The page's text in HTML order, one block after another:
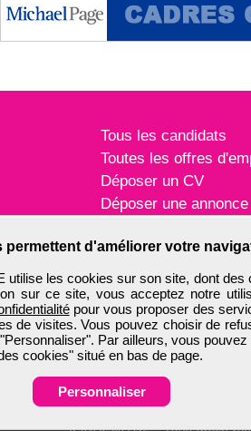
permettent d'améliorer votre
utilise les cookies sur son site, dont
sur ce site, vous acceptez notre
pour vous proposer des
de visites. Vous pouvez choisir de
Par ailleurs, vous
cookies" situé en bas de page.
Personnaliser
Tous les candidats
Toutes les offres
Déposer un CV
Déposer une annonce